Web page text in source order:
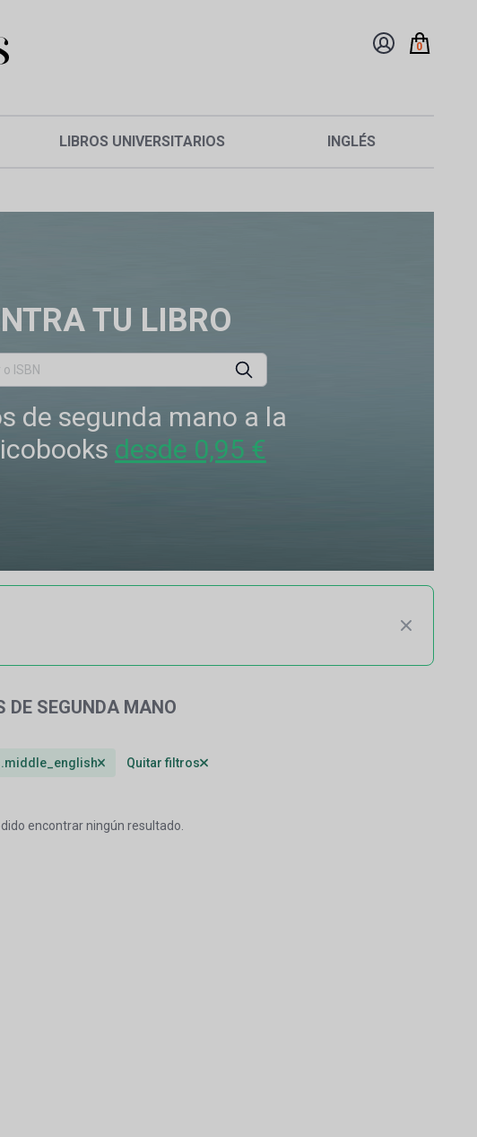
0
LIBROS UNIVERSITARIOS INGLÉS
TU LIBRO
de segunda mano a la
desde 0,95 €
DE SEGUNDA MANO
Quitar filtros
encontrar ningún resultado.